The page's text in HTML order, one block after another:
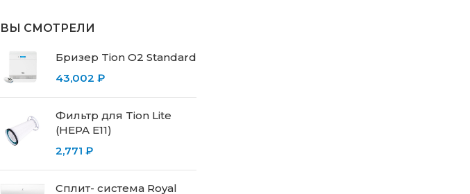
ВЫ СМОТРЕЛИ
Бризер Tion O2 Standard
43,002 ₽
Фильтр для Tion Lite
(HEPA E11)
2,771 ₽
Сплит- система Royal